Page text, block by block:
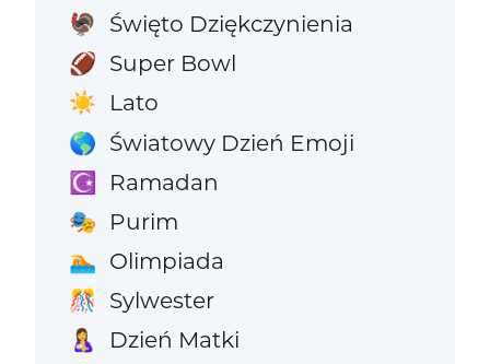
🦃 Święto Dziękczynienia
🏈 Super Bowl
☀️ Lato
🌎 Światowy Dzień Emoji
☪️ Ramadan
🎭 Purim
🏊 Olimpiada
🎊 Sylwester
🤱 Dzień Matki